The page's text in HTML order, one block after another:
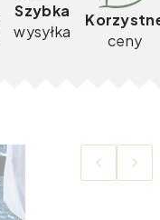
Szybka
wysyłka
ceny